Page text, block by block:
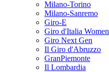
Milano-Torino
Milano-Sanremo
Giro-E
Giro d'Italia Women
Giro Next Gen
Il Giro d'Abruzzo
GranPiemonte
Il Lombardia